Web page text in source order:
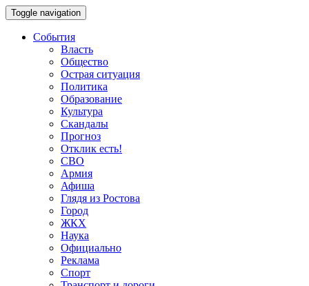
Toggle navigation
События
Власть
Общество
Острая ситуация
Политика
Образование
Культура
Скандалы
Прогноз
Отклик есть!
СВО
Армия
Афиша
Глядя из Ростова
Город
ЖКХ
Наука
Официально
Реклама
Спорт